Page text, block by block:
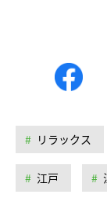
リラックス
江戸